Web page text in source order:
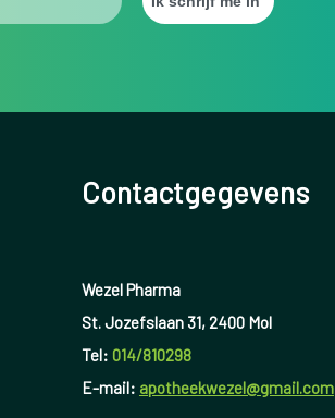
Contactgegevens
Wezel Pharma
St. Jozefslaan 31, 2400 Mol
Tel: 014/810298
E-mail: apotheekwezel@gmail.com